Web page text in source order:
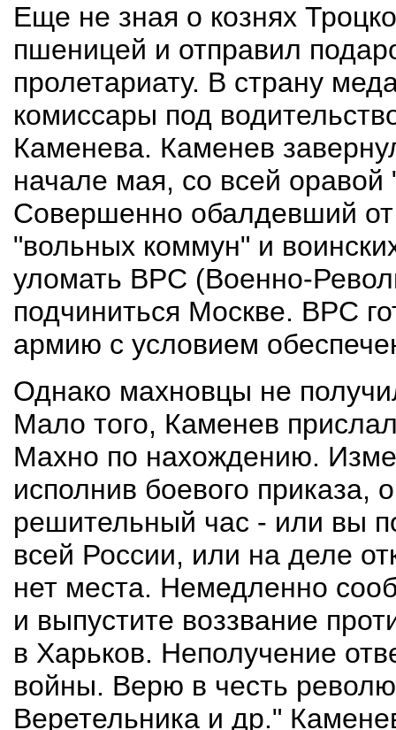
Еще не зная о кознях
пшеницей и отправил
пролетариату. В страну
комиссары под
Каменева. Каменев
начале мая, со всей оравой
Совершенно обалдевший от
"вольных коммун" и
уломать ВРС (Военно-
подчиниться Москве. ВРС
армию с условием
Однако махновцы не
Мало того, Каменев
Махно по нахождению.
исполнив боевого
решительный час - или вы
всей России, или на деле
нет места. Немедленно
и выпустите воззвание
в Харьков. Неполучение
войны. Верю в честь
Веретельника и др."